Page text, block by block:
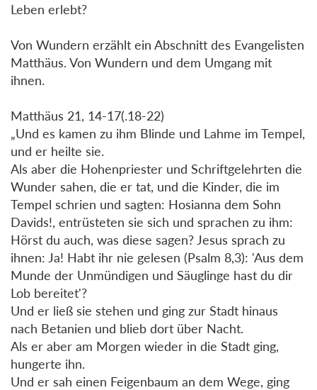
Leben erlebt?
Von Wundern erzählt ein Abschnitt des Evangelisten
Matthäus. Von Wundern und dem Umgang mit
ihnen.
Matthäus 21, 14-17(.18-22)
„Und es kamen zu ihm Blinde und Lahme im Tempel,
und er heilte sie.
Als aber die Hohenpriester und Schriftgelehrten die
Wunder sahen, die er tat, und die Kinder, die im
Tempel schrien und sagten: Hosianna dem Sohn
Davids!, entrüsteten sie sich und sprachen zu ihm:
Hörst du auch, was diese sagen? Jesus sprach zu
ihnen: Ja! Habt ihr nie gelesen (Psalm 8,3): 'Aus dem
Munde der Unmündigen und Säuglinge hast du dir
Lob bereitet'?
Und er ließ sie stehen und ging zur Stadt hinaus
nach Betanien und blieb dort über Nacht.
Als er aber am Morgen wieder in die Stadt ging,
hungerte ihn.
Und er sah einen Feigenbaum an dem Wege, ging